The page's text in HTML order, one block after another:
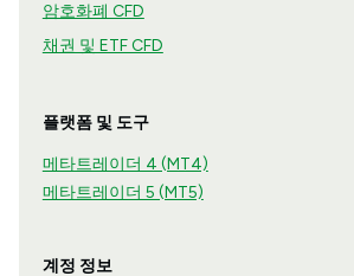
암호화폐 CFD
채권 및 ETF CFD
플랫폼 및 도구
메타트레이더 4 (MT4)
메타트레이더 5 (MT5)
계정 정보